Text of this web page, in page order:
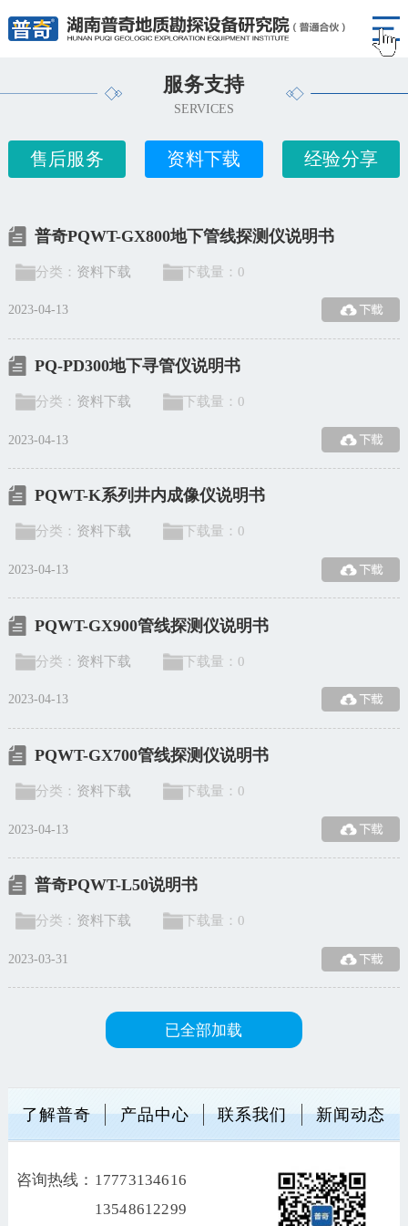
服务支持
SERVICES
售后服务 资料下载 经验分享
普奇PQWT-GX800地下管线探测仪说明书
分类： 资料下载 下载量： 0
2023-04-13
PQ-PD300地下寻管仪说明书
分类： 资料下载 下载量： 0
2023-04-13
PQWT-K系列井内成像仪说明书
分类： 资料下载 下载量： 0
2023-04-13
PQWT-GX900管线探测仪说明书
分类： 资料下载 下载量： 0
2023-04-13
PQWT-GX700管线探测仪说明书
分类： 资料下载 下载量： 0
2023-04-13
普奇PQWT-L50说明书
分类： 资料下载 下载量： 0
2023-03-31
已全部加载
了解普奇 产品中心 联系我们 新闻动态
咨询热线： 17773134616
13548612299